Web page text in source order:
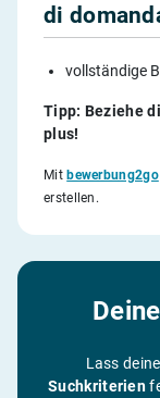
di
vollständige
Tipp: Beziehe
plus!
Mitbewerbung2go
erstellen.
Lass
Suchkriterien